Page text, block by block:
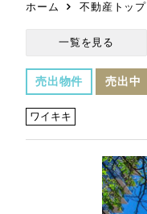
ホーム 不動産トップ
一覧を見る
売出物件 売出中
ワイキキ